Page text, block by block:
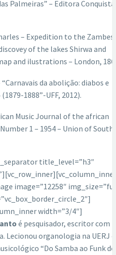
Palmeiras” – Editora
– Expedition to the Zambesi
of the lakes Shirwa and
and ilustrations – London,
da abolição: diabos e
1888”-UFF, 2012).
Music Journal of the african
1 – 1954 – Union of South
title_level=”h3″
image=”12258″
width=”3/4″]
é pesquisador, escritor com
organologia na UERJ e
“Do Samba ao Funk do